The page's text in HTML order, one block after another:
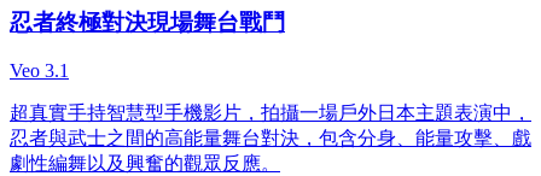
忍者終極對決現場舞台戰鬥
Veo 3.1
超真實手持智慧型手機影片，拍攝一場戶外日本主題表演中，
忍者與武士之間的高能量舞台對決，包含分身、能量攻擊、戲
劇性編舞以及興奮的觀眾反應。